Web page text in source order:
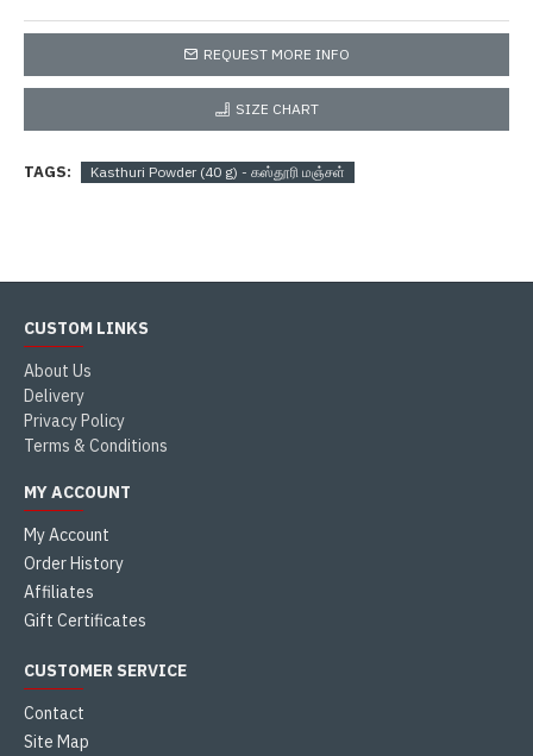
REQUEST MORE INFO
SIZE CHART
TAGS: Kasthuri Powder (40 g) - கஸ்தூரி மஞ்சள்
CUSTOM LINKS
About Us
Delivery
Privacy Policy
Terms & Conditions
MY ACCOUNT
My Account
Order History
Affiliates
Gift Certificates
CUSTOMER SERVICE
Contact
Site Map